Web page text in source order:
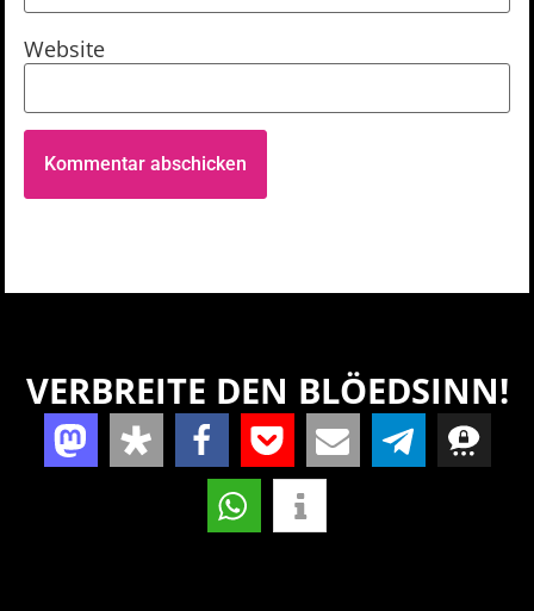
Website
VERBREITE DEN BLÖEDSINN!